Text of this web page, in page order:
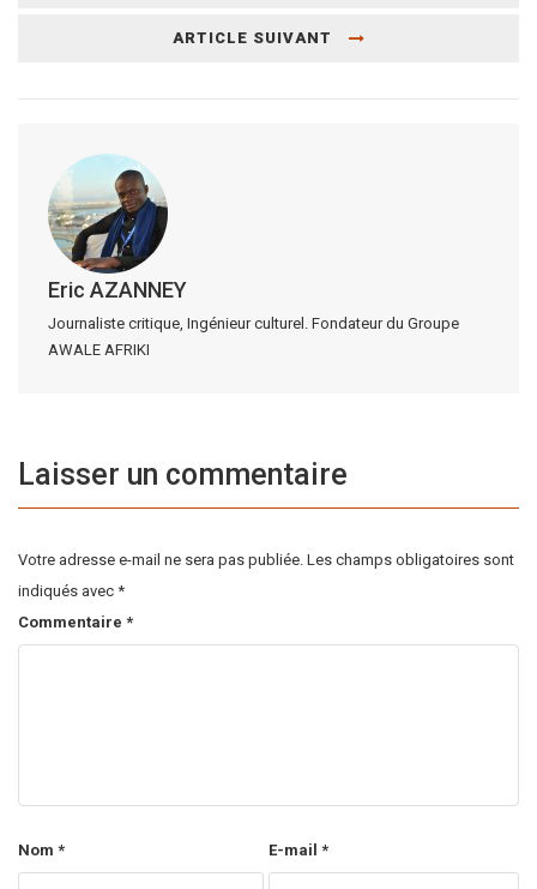
ARTICLE SUIVANT
Eric AZANNEY
Journaliste critique, Ingénieur culturel. Fondateur du Groupe
AWALE AFRIKI
Laisser un commentaire
Votre adresse e-mail ne sera pas publiée. Les champs obligatoires sont
indiqués avec *
Commentaire *
Nom * E-mail *